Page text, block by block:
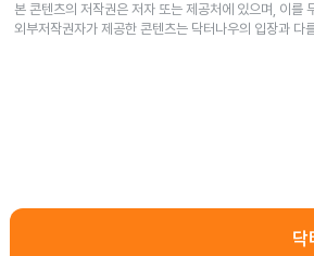
본 콘텐츠의 저작권은 저자 또는 제공처에 있으며, 이를
외부저작권자가 제공한 콘텐츠는 닥터나우의 입장과 다
닥